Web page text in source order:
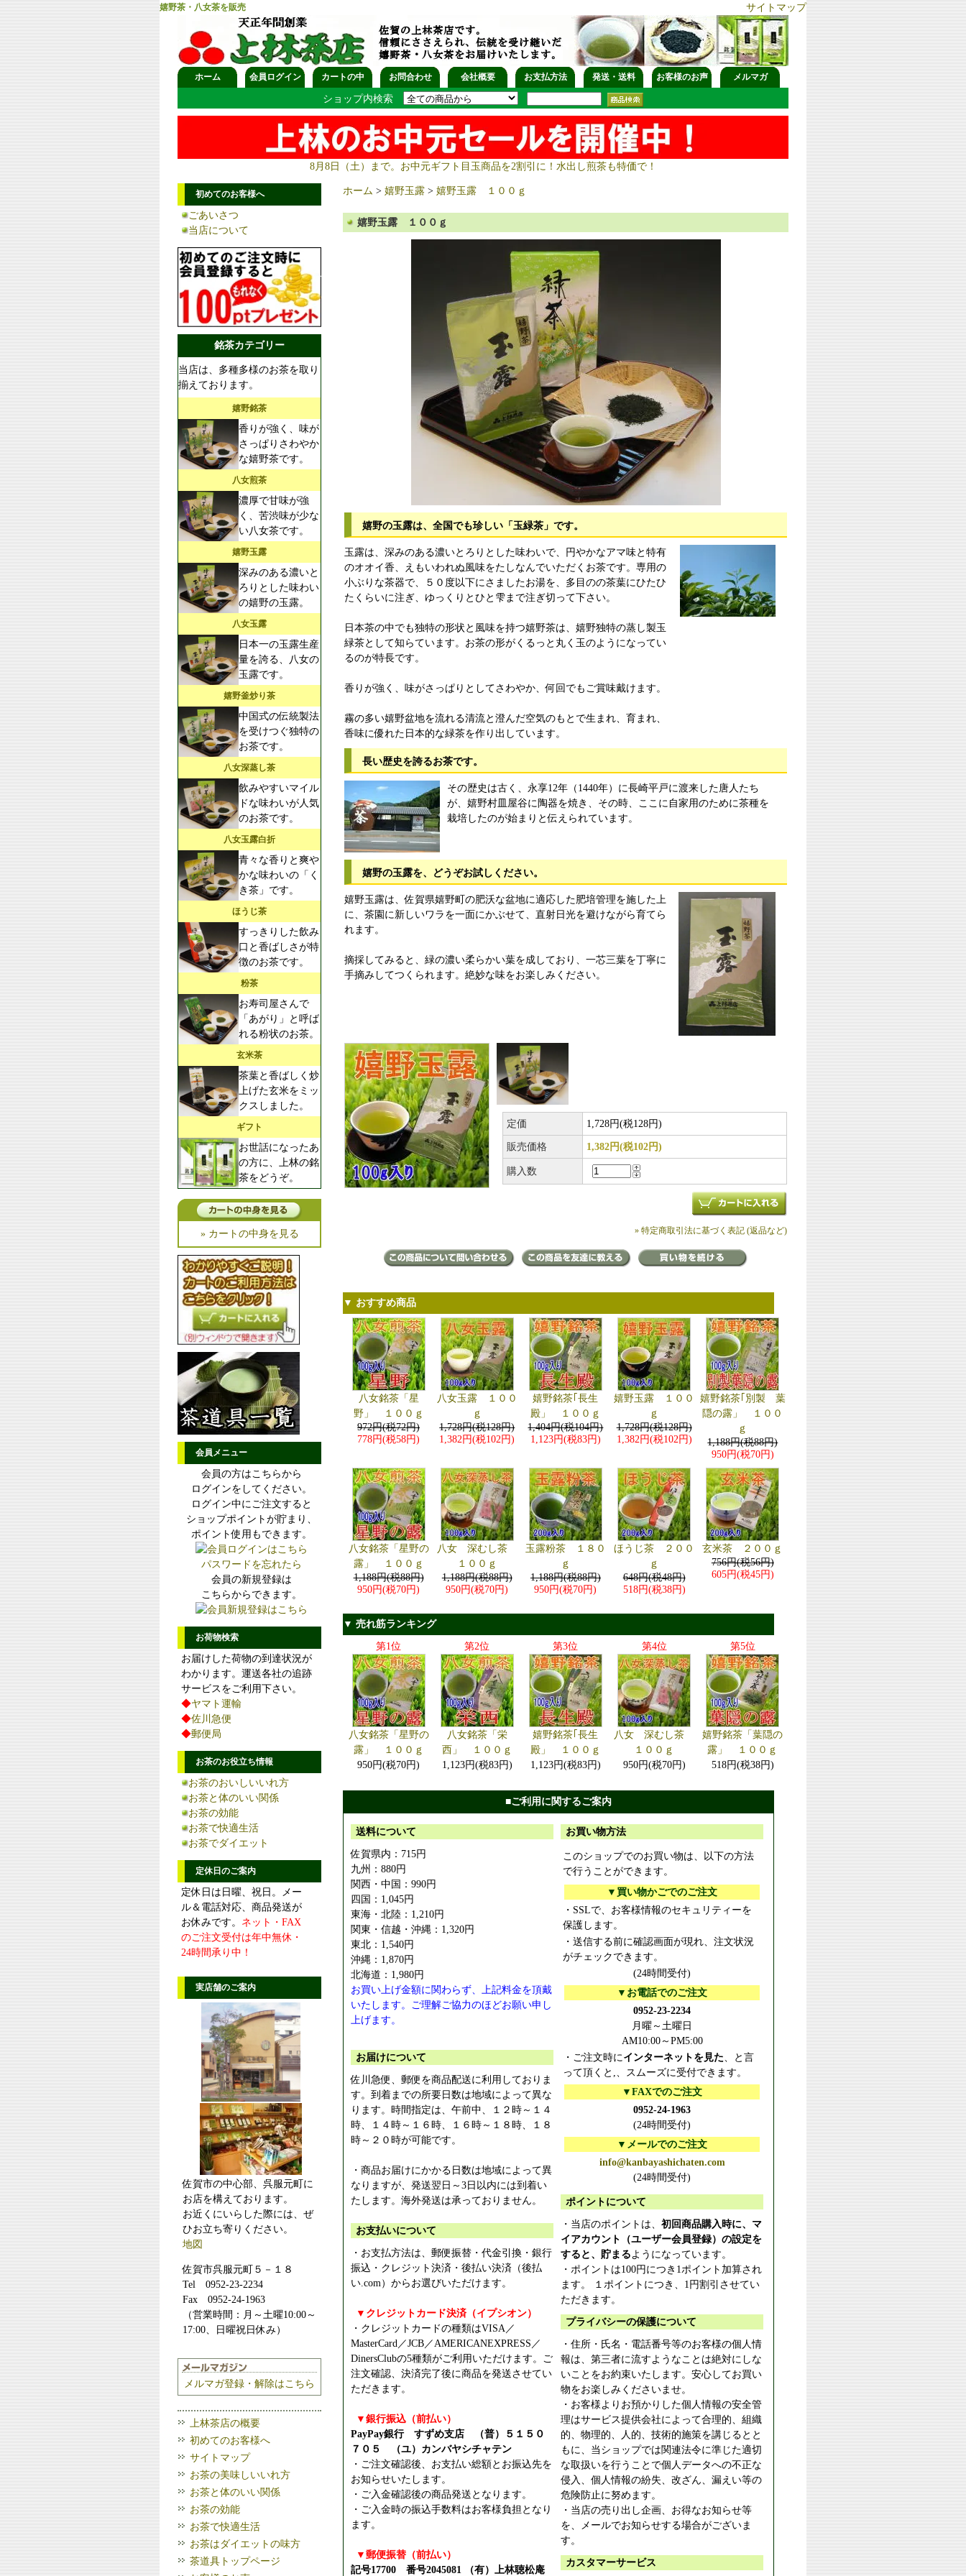
嬉野茶・八女茶を販売 サイトマップ
ホーム 会員ログイン カートの中 お問合わせ 会社概要 お支払方法 発送・送料 お客様のお声 メルマガ
ショップ内検索
8月8日（土）まで。お中元ギフト目玉商品を2割引に！水出し煎茶も特価で！
初めてのお客様へ
ごあいさつ
当店について
銘茶カテゴリー
当店は、多種多様のお茶を取り
揃えております。
嬉野銘茶
香りが強く、味が
さっぱりさわやか
な嬉野茶です。
八女煎茶
濃厚で甘味が強
く、苦渋味が少な
い八女茶です。
嬉野玉露
深みのある濃いと
ろりとした味わい
の嬉野の玉露。
八女玉露
日本一の玉露生産
量を誇る、八女の
玉露です。
嬉野釜炒り茶
中国式の伝統製法
を受けつぐ独特の
お茶です。
八女深蒸し茶
飲みやすいマイル
ドな味わいが人気
のお茶です。
八女玉露白折
青々な香りと爽や
かな味わいの「く
き茶」です。
ほうじ茶
すっきりした飲み
口と香ばしさが特
徴のお茶です。
粉茶
お寿司屋さんで
「あがり」と呼ば
れる粉状のお茶。
玄米茶
茶葉と香ばしく炒
上げた玄米をミッ
クスしました。
ギフト
お世話になったあ
の方に、上林の銘
茶をどうぞ。
» カートの中身を見る
会員メニュー
会員の方はこちらから
ログインをしてください。
ログイン中にご注文すると
ショップポイントが貯まり、
ポイント使用もできます。
パスワードを忘れたら
会員の新規登録は
こちらからできます。
お荷物検索
お届けした荷物の到達状況が
わかります。運送各社の追跡
サービスをご利用下さい。
◆ヤマト運輸
◆佐川急便
◆郵便局
お茶のお役立ち情報
お茶のおいしいいれ方
お茶と体のいい関係
お茶の効能
お茶で快適生活
お茶でダイエット
定休日のご案内
定休日は日曜、祝日。メー
ル＆電話対応、商品発送が
お休みです。 ネット・FAX
のご注文受付は年中無休・
24時間承り中！
実店舗のご案内
佐賀市の中心部、呉服元町に
お店を構えております。
お近くにいらした際には、ぜ
ひお立ち寄りください。
地図
佐賀市呉服元町５－１８
Tel 0952-23-2234
Fax 0952-24-1963
（営業時間：月～土曜10:00～
17:00、日曜祝日休み）
メルマガ登録・解除はこちら
上林茶店の概要
初めてのお客様へ
サイトマップ
お茶の美味しいいれ方
お茶と体のいい関係
お茶の効能
お茶で快適生活
お茶はダイエットの味方
茶道具トップページ
ホーム > 嬉野玉露 > 嬉野玉露 １００ｇ
嬉野玉露 １００ｇ
嬉野の玉露は、全国でも珍しい「玉緑茶」です。
玉露は、深みのある濃いとろりとした味わいで、円やかなアマ味と特有
のオオイ香、えもいわれぬ風味をたしなんでいただくお茶です。専用の
小ぶりな茶器で、５０度以下にさましたお湯を、多目のの茶葉にひたひ
たくらいに注ぎ、ゆっくりとひと雫まで注ぎ切って下さい。
日本茶の中でも独特の形状と風味を持つ嬉野茶は、嬉野独特の蒸し製玉
緑茶として知らています。お茶の形がくるっと丸く玉のようになってい
るのが特長です。
香りが強く、味がさっぱりとしてさわやか、何回でもご賞味戴けます。
霧の多い嬉野盆地を流れる清流と澄んだ空気のもとで生まれ、育まれ、
香味に優れた日本的な緑茶を作り出しています。
長い歴史を誇るお茶です。
その歴史は古く、永享12年（1440年）に長崎平戸に渡来した唐人たち
が、嬉野村皿屋谷に陶器を焼き、その時、ここに自家用のために茶種を
栽培したのが始まりと伝えられています。
嬉野の玉露を、どうぞお試しください。
嬉野玉露は、佐賀県嬉野町の肥沃な盆地に適応した肥培管理を施した上
に、茶園に新しいワラを一面にかぶせて、直射日光を避けながら育てら
れます。
摘採してみると、緑の濃い柔らかい葉を成しており、一芯三葉を丁寧に
手摘みしてつくられます。絶妙な味をお楽しみください。
定価 1,728円(税128円)
販売価格 1,382円(税102円)
購入数
» 特定商取引法に基づく表記 (返品など)
▼ おすすめ商品
八女銘茶「星
野」 １００ｇ
972円(税72円)
778円(税58円)
八女玉露 １００
ｇ
1,728円(税128円)
1,382円(税102円)
嬉野銘茶｢長生
殿」 １００ｇ
1,404円(税104円)
1,123円(税83円)
嬉野玉露 １００
ｇ
1,728円(税128円)
1,382円(税102円)
嬉野銘茶｢別製 葉
隠の露」 １００
ｇ
1,188円(税88円)
950円(税70円)
八女銘茶「星野の
露」 １００ｇ
1,188円(税88円)
950円(税70円)
八女 深むし茶
１００ｇ
1,188円(税88円)
950円(税70円)
玉露粉茶 １８０
ｇ
1,188円(税88円)
950円(税70円)
ほうじ茶 ２００
ｇ
648円(税48円)
518円(税38円)
玄米茶 ２００ｇ
756円(税56円)
605円(税45円)
▼ 売れ筋ランキング
第1位
八女銘茶「星野の
露」 １００ｇ
950円(税70円)
第2位
八女銘茶「栄
西」 １００ｇ
1,123円(税83円)
第3位
嬉野銘茶｢長生
殿」 １００ｇ
1,123円(税83円)
第4位
八女 深むし茶
１００ｇ
950円(税70円)
第5位
嬉野銘茶「葉隠の
露」 １００ｇ
518円(税38円)
■ご利用に関するご案内
送料について
佐賀県内：715円
九州：880円
関西・中国：990円
四国：1,045円
東海・北陸：1,210円
関東・信越・沖縄：1,320円
東北：1,540円
沖縄：1,870円
北海道：1,980円
お買い上げ金額に関わらず、上記料金を頂戴
いたします。ご理解ご協力のほどお願い申し
上げます。
お届けについて
佐川急便、郵便を商品配送に利用しておりま
す。到着までの所要日数は地域によって異な
ります。時間指定は、午前中、１２時～１４
時、１４時～１６時、１６時～１８時、１８
時～２０時が可能です。
・商品お届けにかかる日数は地域によって異
なりますが、発送翌日～3日以内には到着い
たします。海外発送は承っておりません。
お支払いについて
・お支払方法は、郵便振替・代金引換・銀行
振込・クレジット決済・後払い決済（後払
い.com）からお選びいただけます。
▼クレジットカード決済（イプシオン）
・クレジットカードの種類はVISA／
MasterCard／JCB／AMERICANEXPRESS／
DinersClubの5種類がご利用いただけます。ご
注文確認、決済完了後に商品を発送させてい
ただきます。
▼銀行振込（前払い）
PayPay銀行 すずめ支店 （普）５１５０
７０５ （ユ）カンバヤシチャテン
・ご注文確認後、お支払い総額とお振込先を
お知らせいたします。
・ご入金確認後の商品発送となります。
・ご入金時の振込手数料はお客様負担となり
ます。
▼郵便振替（前払い）
記号17700 番号2045081 （有）上林聴松庵
お買い物方法
このショップでのお買い物は、以下の方法
で行うことができます。
▼買い物かごでのご注文
・SSLで、お客様情報のセキュリティーを
保護します。
・送信する前に確認画面が現れ、注文状況
がチェックできます。
(24時間受付)
▼お電話でのご注文
0952-23-2234
月曜～土曜日
AM10:00～PM5:00
・ご注文時にインターネットを見た、と言
って頂くと,、スムーズに受付できます。
▼FAXでのご注文
0952-24-1963
(24時間受付)
▼メールでのご注文
info@kanbayashichaten.com
(24時間受付)
ポイントについて
・当店のポイントは、 初回商品購入時に、マ
イアカウント（ユーザー会員登録）の設定を
すると、貯まるようになっています。
・ポイントは100円につき1ポイント加算され
ます。 １ポイントにつき、1円割引させてい
ただきます。
プライバシーの保護について
・住所・氏名・電話番号等のお客様の個人情
報は、第三者に流すようなことは絶対にしな
いことをお約束いたします。安心してお買い
物をお楽しみくださいませ。
・お客様よりお預かりした個人情報の安全管
理はサービス提供会社によって合理的、組織
的、物理的、人的、技術的施策を講じるとと
もに、当ショップでは関連法令に準じた適切
な取扱いを行うことで個人データへの不正な
侵入、個人情報の紛失、改ざん、漏えい等の
危険防止に努めます。
・当店の売り出し企画、お得なお知らせ等
を、メールでお知らせする場合がございま
す。
カスタマーサービス